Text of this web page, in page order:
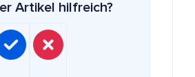
Artikel hilfreich?